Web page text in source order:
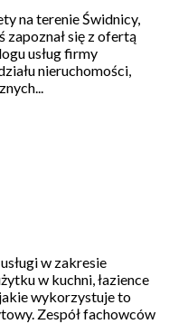
na terenie Świdnicy,
się z ofertą
usług firmy
nieruchomości,
w zakresie
w kuchni, łazience
wykorzystuje to
Zespół fachowców